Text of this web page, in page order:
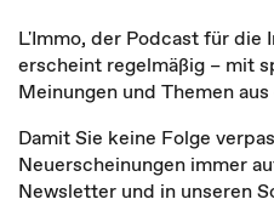
L'Immo, der Podcast für
erscheint regelmäßig – mit
Meinungen und Themen
Damit Sie keine Folge
Neuerscheinungen immer
Newsletter und in unseren